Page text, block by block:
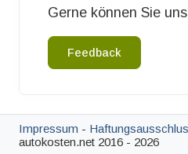
Gerne können Sie
Feedback
Impressum -
autokosten.net 2016 - 2026